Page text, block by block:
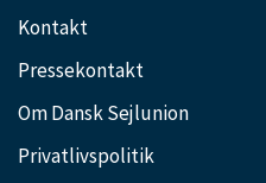
Kontakt
Pressekontakt
Om Dansk Sejlunion
Privatlivspolitik